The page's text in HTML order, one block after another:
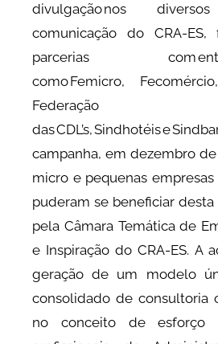
divulgação nos
comunicação do CRA-ES,
parcerias com
como Femicro,
Federação
das CDL’s, Sindhotéis e
campanha, em dezembro
micro e pequenas
puderam se beneficiar
pela Câmara Temática de
e Inspiração do CRA-ES. A
geração de um modelo
consolidado de consultoria
no conceito de esforço